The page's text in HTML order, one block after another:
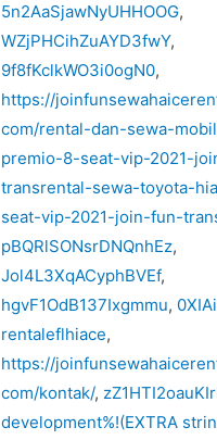
Rp. 6.500.000,-
Rp. 7.000.000,-
Rp. 7.000.000,-
5n2AaSjawNyUHHOOG,
WZjPHCihZuAYD3fwY,
9f8fKclkWO3i0ogN0,
https://
com/rental-dan-sewa-
premio-8-seat-vip-2021-
transrental-sewa-toyota-
seat-vip-2021-join-fun-
pBQRlSONsrDNQnhEz,
Jol4L3XqACyphBVEf,
hgvF1OdB137Ixgmmu,
rentaleflhiace,
https://
com/kontak/,
development%!(EXTRA